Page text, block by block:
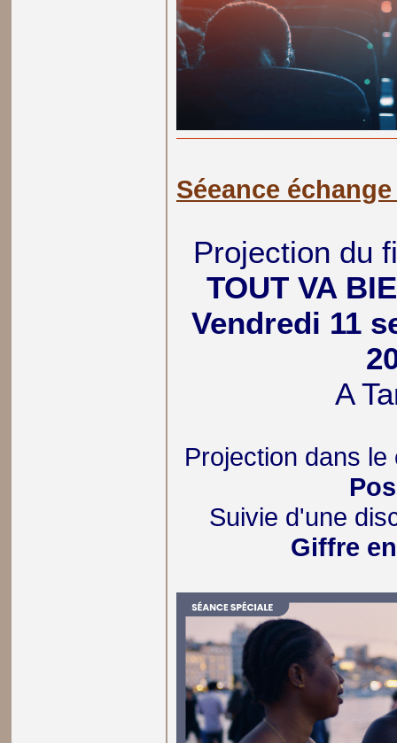
Séeance
Projection du
TOUT VA
Vendredi 11
A
Projection dans
Suivie d'une
Giffre